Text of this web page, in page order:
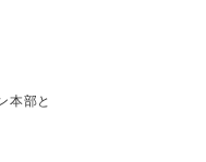
本部と